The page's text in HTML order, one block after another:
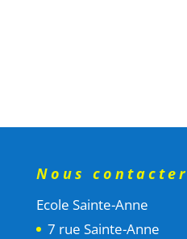
Nous contacter
Ecole Sainte-Anne
7 rue Sainte-Anne